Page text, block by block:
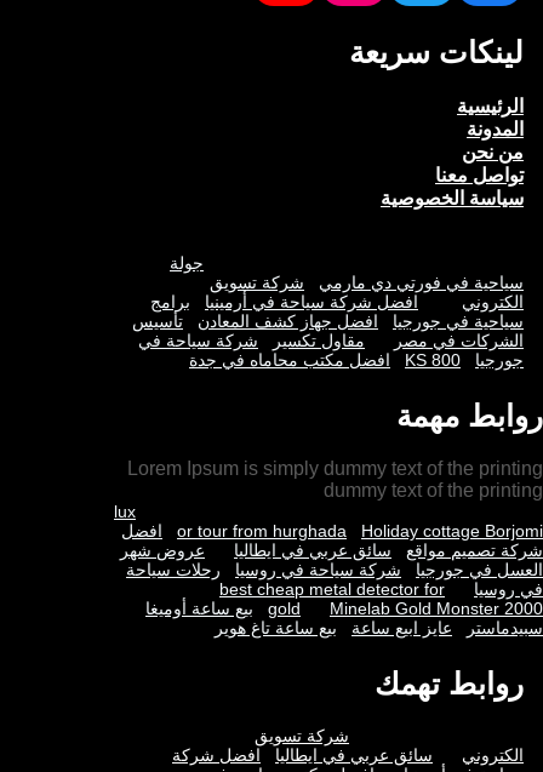
لينكات سريعة
الرئيسية
المدونة
من نحن
تواصل معنا
سياسة الخصوصية
جولة
سياحية في فورتي دي مارمي
شركة تسويق
الكتروني
افضل شركة سياحة في أرمينيا
برامج
سياحية في جورجيا
افضل جهاز كشف المعادن
تأسيس
الشركات في مصر
مقاول تكسير
شركة سياحة في
جورجيا
KS 800 افضل مكتب محاماه في جدة
روابط مهمة
Lorem Ipsum is simply dummy text of the printing
dummy text of the printing
lux
or tour from hurghada
Holiday cottage Borjomi
افضل
شركة تصميم مواقع
سائق عربي في ايطاليا
عروض شهر
العسل في جورجيا
شركة سياحة في روسيا
رحلات سياحة
في روسيا
best cheap metal detector for
gold
Minelab Gold Monster 2000
بيع ساعة أوميغا
سبيدماستر
عايز ابيع ساعة بيع ساعة تاغ هوير
روابط تهمك
شركة تسويق
الكتروني
سائق عربي في ايطاليا
افضل شركة